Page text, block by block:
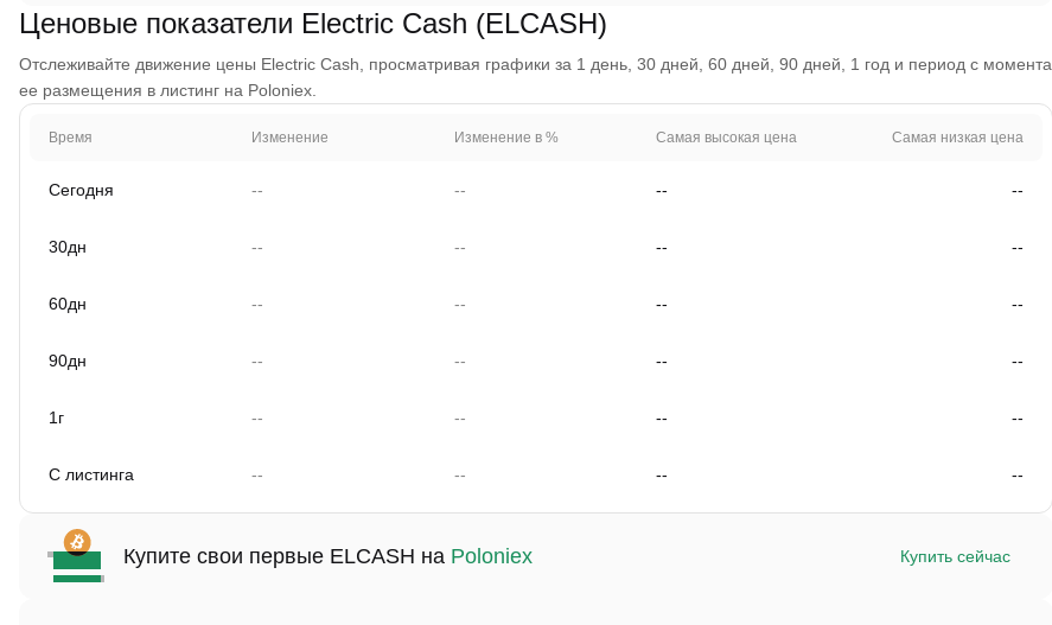
Ценовые показатели Electric Cash (ELCASH)
Отслеживайте движение цены Electric Cash, просматривая графики за 1 день, 30 дней, 60 дней, 90 дней, 1 год и период с момента
ее размещения в листинг на Poloniex.
Время Изменение Изменение в % Самая высокая цена Самая низкая цена
Сегодня -- -- -- --
30дн -- -- -- --
60дн -- -- -- --
90дн -- -- -- --
1г -- -- -- --
С листинга -- -- -- --
Купите свои первые ELCASH на Poloniex Купить сейчас